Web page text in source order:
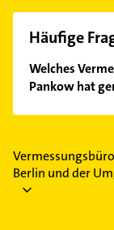
Häufige
Welches
Pankow hat
Im Anbieter-
Feiertagen
Berlin und der